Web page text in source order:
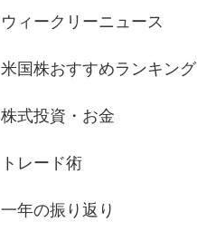
ウィークリーニュース
米国株おすすめランキング
株式投資・お金
トレード術
一年の振り返り